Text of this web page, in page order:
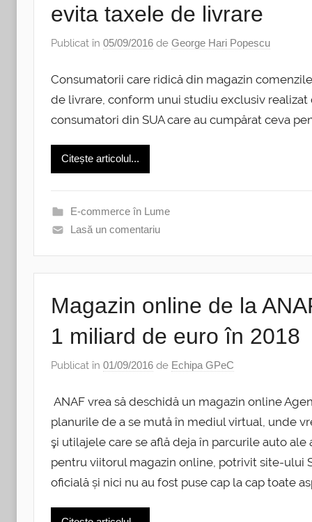
evita taxele de livrare
Publicat în 05/09/2016 de George Hari Popescu
Consumatorii care ridică din magazin
de livrare, conform unui studiu exclusiv realizat
consumatori din SUA care au cumpărat ceva
Citește articolul...
E-commerce în Lume
Lasă un comentariu
Magazin online de la
1 miliard de euro în 2018
Publicat în 01/09/2016 de Echipa GPeC
ANAF vrea să deschidă un magazin online
planurile de a se mută în mediul virtual, unde
şi utilajele care se află deja în parcurile auto
pentru viitorul magazin online, potrivit site-ului
oficială și nici nu au fost puse cap la cap toate